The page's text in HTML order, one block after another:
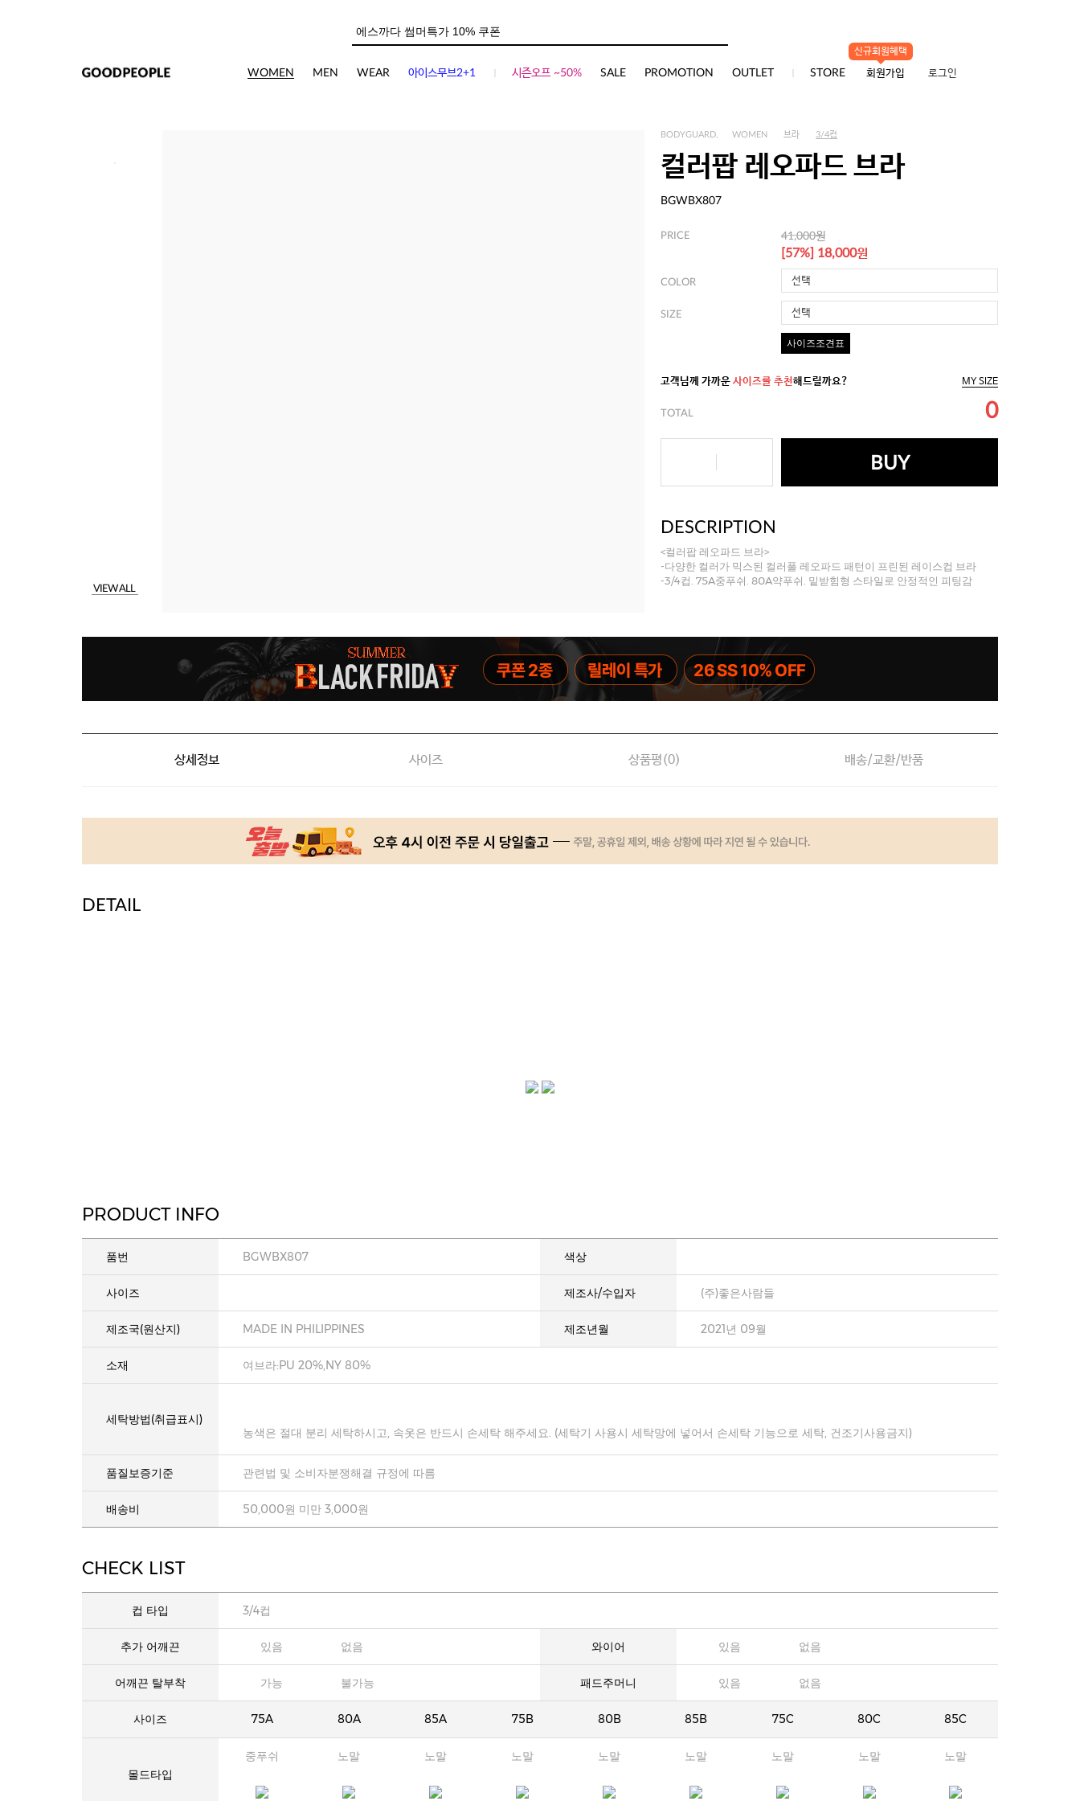
WOMEN MEN WEAR 아이스무브2+1 시즌오프 ~50% SALE PROMOTION OUTLET STORE
신규회원혜택
회원가입 로그인
VIEW ALL
BODYGUARD. WOMEN 브라 3/4컵
컬러팝 레오파드 브라
BGWBX807
PRICE 41,000원
[57%] 18,000원
COLOR 선택
SIZE 선택
사이즈조견표
고객님께 가까운 사이즈를 추천해드릴까요? MY SIZE
TOTAL 0
BUY
DESCRIPTION
<컬러팝 레오파드 브라>
-다양한 컬러가 믹스된 컬러풀 레오파드 패턴이 프린된 레이스컵 브라
-3/4컵. 75A중푸쉬. 80A약푸쉬. 밑받힘형 스타일로 안정적인 피팅감
상세정보 사이즈 상품평(0) 배송/교환/반품
DETAIL
PRODUCT INFO
품번 BGWBX807 색상
사이즈 제조사/수입자 (주)좋은사람들
제조국(원산지) MADE IN PHILIPPINES 제조년월 2021년 09월
소재 여브라:PU 20%,NY 80%
세탁방법(취급표시)
농색은 절대 분리 세탁하시고, 속옷은 반드시 손세탁 해주세요. (세탁기 사용시 세탁망에 넣어서 손세탁 기능으로 세탁, 건조기사용금지)
품질보증기준 관련법 및 소비자분쟁해결 규정에 따름
배송비 50,000원 미만 3,000원
CHECK LIST
컵 타입 3/4컵
추가 어깨끈 있음 없음 와이어 있음 없음
어깨끈 탈부착 가능 불가능 패드주머니 있음 없음
사이즈 75A 80A 85A 75B 80B 85B 75C 80C 85C
몰드타입
중푸쉬 노말 노말 노말 노말 노말 노말 노말 노말